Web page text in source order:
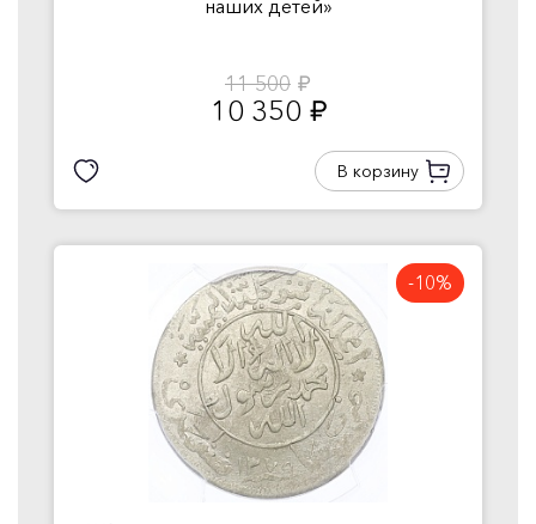
наших детей»
11 500 руб.
10 350 руб.
В корзину
-10%